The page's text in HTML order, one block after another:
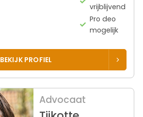
vrijblijvend
Pro deo
mogelijk
BEKIJK PROFIEL
Advocaat